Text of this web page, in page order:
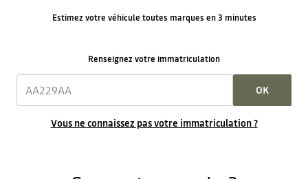
Estimez votre véhicule toutes marques en 3 minutes
Renseignez votre immatriculation
OK
Vous ne connaissez pas votre immatriculation ?